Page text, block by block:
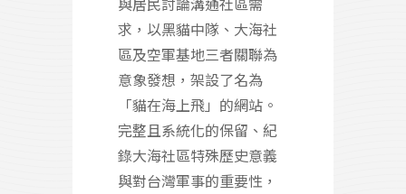
求，以黑貓中隊、大海社
區及空軍基地三者關聯為
意象發想，架設了名為
「貓在海上飛」的網站。
完整且系統化的保留、紀
錄大海社區特殊歷史意義
與對台灣軍事的重要性，